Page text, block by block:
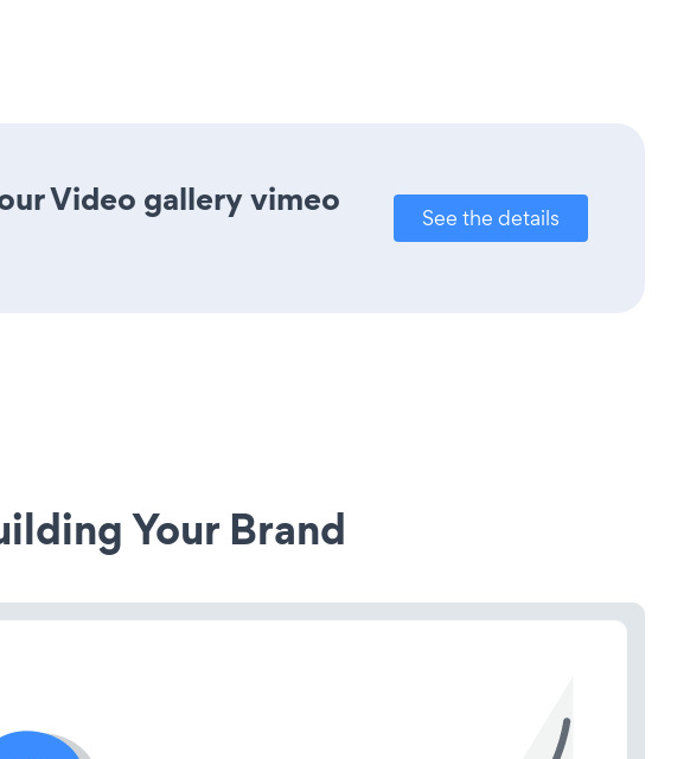
Video gallery vimeo
See the details
Your Brand